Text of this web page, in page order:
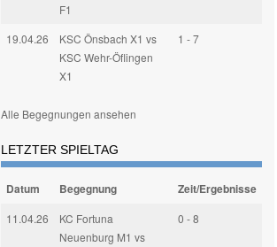
F1
19.04.26
KSC Önsbach X1 vs
KSC Wehr-Öflingen
X1
1 - 7
Alle Begegnungen ansehen
LETZTER SPIELTAG
Datum Begegnung Zeit/Ergebnisse
11.04.26
KC Fortuna
Neuenburg M1 vs
0 - 8